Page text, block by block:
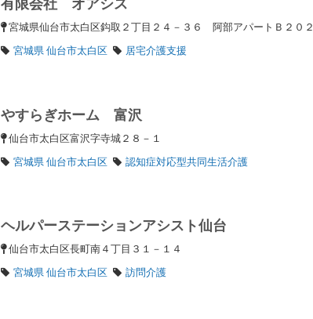
宮城県仙台市太白区鈎取２丁目２４－３６ 阿部アパートＢ２０２
宮城県 仙台市太白区
居宅介護支援
やすらぎホーム 富沢
仙台市太白区富沢字寺城２８－１
宮城県 仙台市太白区
認知症対応型共同生活介護
ヘルパーステーションアシスト仙台
仙台市太白区長町南４丁目３１－１４
宮城県 仙台市太白区
訪問介護